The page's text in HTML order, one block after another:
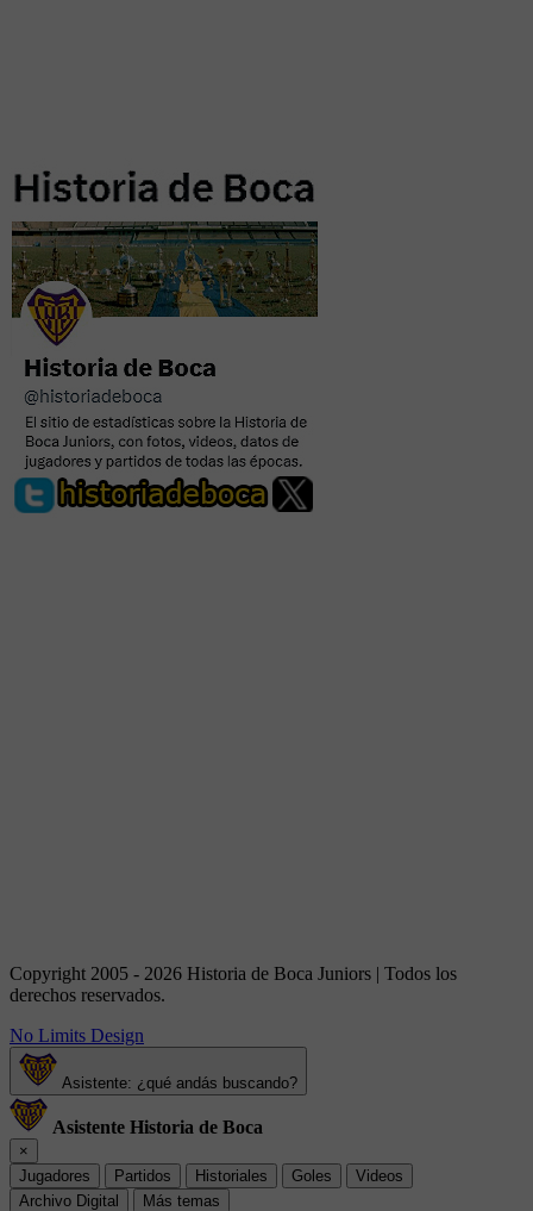
Copyright 2005 - 2026 Historia de Boca Juniors | Todos los
derechos reservados.
No Limits Design
Asistente: ¿qué andás buscando?
Asistente Historia de Boca
×
Jugadores
Partidos Historiales Goles
Videos
Archivo Digital
Más temas